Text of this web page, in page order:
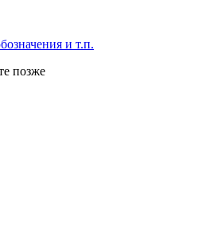
и т.п.
позже